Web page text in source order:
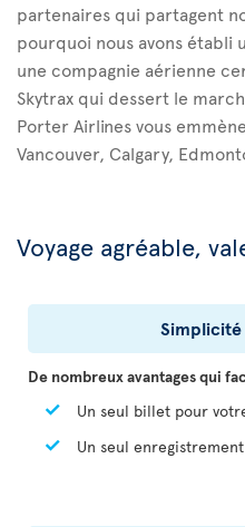
partenaires qui partagent
pourquoi nous avons établi
une compagnie aérienne
Skytrax qui dessert le
Porter Airlines vous
Vancouver, Calgary,
Voyage agréable,
De nombreux avantages qui
Un seul billet pour
Un seul